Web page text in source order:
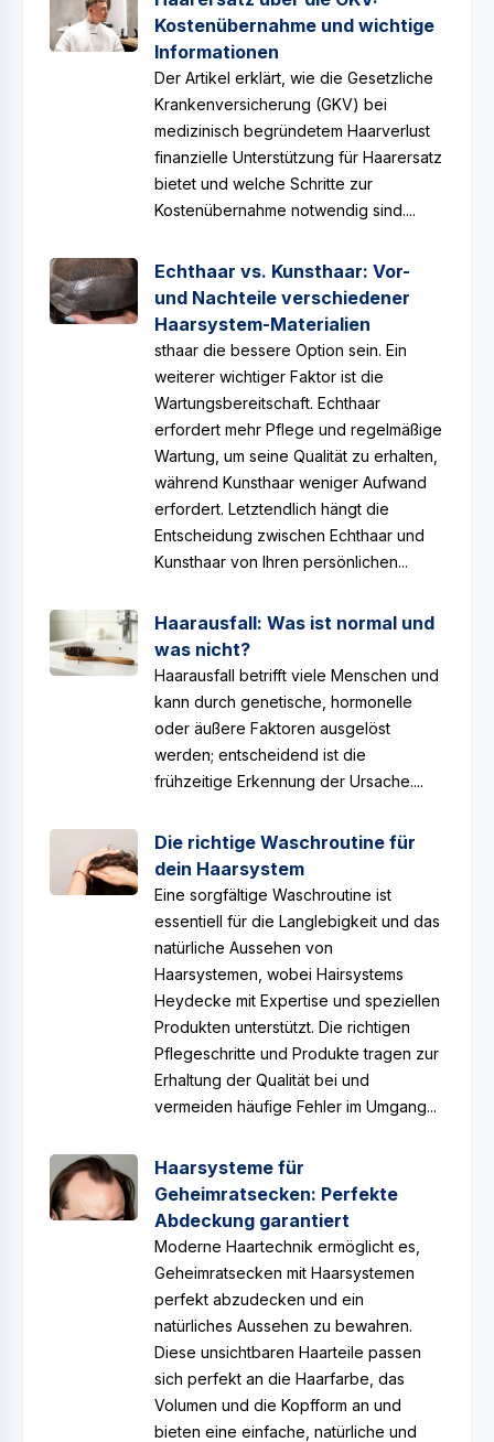
Kostenübernahme und wichtige
Informationen
Der Artikel erklärt, wie die Gesetzliche
Krankenversicherung (GKV) bei
medizinisch begründetem Haarverlust
finanzielle Unterstützung für Haarersatz
bietet und welche Schritte zur
Kostenübernahme notwendig sind....
Echthaar vs. Kunsthaar: Vor-
und Nachteile verschiedener
Haarsystem-Materialien
sthaar die bessere Option sein. Ein
weiterer wichtiger Faktor ist die
Wartungsbereitschaft. Echthaar
erfordert mehr Pflege und regelmäßige
Wartung, um seine Qualität zu erhalten,
während Kunsthaar weniger Aufwand
erfordert. Letztendlich hängt die
Entscheidung zwischen Echthaar und
Kunsthaar von Ihren persönlichen...
Haarausfall: Was ist normal und
was nicht?
Haarausfall betrifft viele Menschen und
kann durch genetische, hormonelle
oder äußere Faktoren ausgelöst
werden; entscheidend ist die
frühzeitige Erkennung der Ursache....
Die richtige Waschroutine für
dein Haarsystem
Eine sorgfältige Waschroutine ist
essentiell für die Langlebigkeit und das
natürliche Aussehen von
Haarsystemen, wobei Hairsystems
Heydecke mit Expertise und speziellen
Produkten unterstützt. Die richtigen
Pflegeschritte und Produkte tragen zur
Erhaltung der Qualität bei und
vermeiden häufige Fehler im Umgang...
Haarsysteme für
Geheimratsecken: Perfekte
Abdeckung garantiert
Moderne Haartechnik ermöglicht es,
Geheimratsecken mit Haarsystemen
perfekt abzudecken und ein
natürliches Aussehen zu bewahren.
Diese unsichtbaren Haarteile passen
sich perfekt an die Haarfarbe, das
Volumen und die Kopfform an und
bieten eine einfache, natürliche und